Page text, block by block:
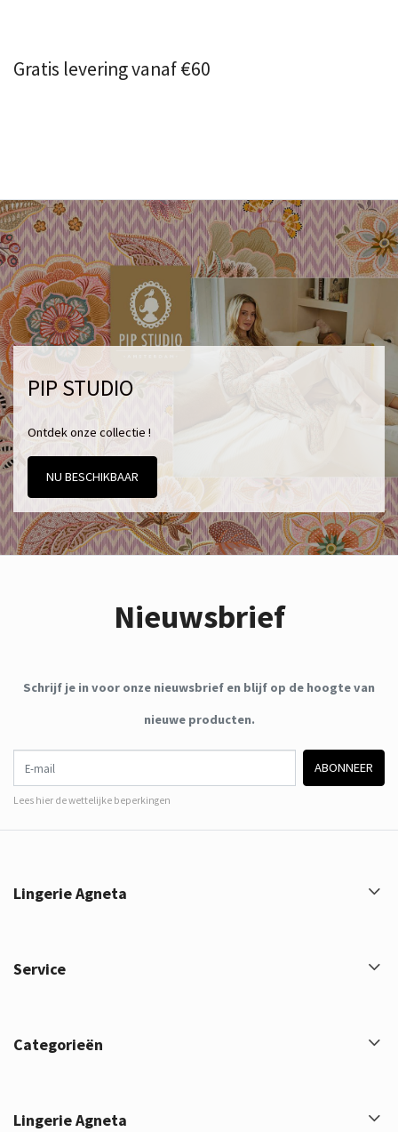
Gratis levering vanaf €60
PIP STUDIO
Ontdek onze collectie !
NU BESCHIKBAAR
Nieuwsbrief
Schrijf je in voor onze nieuwsbrief en blijf op de hoogte van
nieuwe producten.
ABONNEER
Lees hier de wettelijke beperkingen
Lingerie Agneta
Service
Categorieën
Lingerie Agneta